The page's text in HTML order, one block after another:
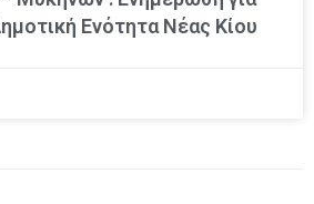
Ενότητα Νέας Κίου